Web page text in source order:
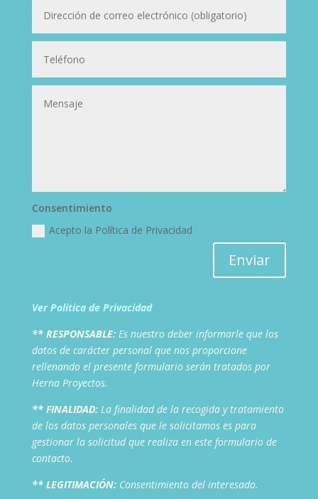
Consentimiento
Acepto la Política de Privacidad
Enviar
Ver Política de Privacidad
** RESPONSABLE:Es nuestro deber informarle que los
datos de carácter personal que nos proporcione
rellenando el presente formulario serán tratados por
Herna Proyectos.
** FINALIDAD:La finalidad de la recogida y tratamiento
de los datos personales que le solicitamos es para
gestionar la solicitud que realiza en este formulario de
contacto.
** LEGITIMACIÓN:Consentimiento del interesado.